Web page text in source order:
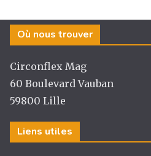
Où nous trouver
Circonflex Mag
60 Boulevard Vauban
59800 Lille
Liens utiles